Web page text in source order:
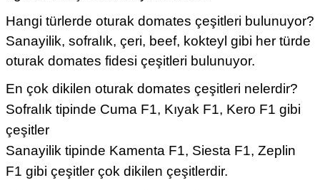
Hangi türlerde oturak domates çeşitleri bulunuyor?
Sanayilik, sofralık, çeri, beef, kokteyl gibi her türde
oturak domates fidesi çeşitleri bulunuyor.
En çok dikilen oturak domates çeşitleri nelerdir?
Sofralık tipinde Cuma F1, Kıyak F1, Kero F1 gibi
çeşitler
Sanayilik tipinde Kamenta F1, Siesta F1, Zeplin
F1 gibi çeşitler çok dikilen çeşitlerdir.